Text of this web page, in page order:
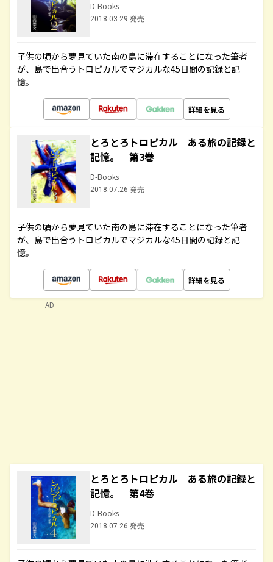
D-Books
2018.03.29 発売
子供の頃から夢見ていた南の島に滞在することになった筆者
が、島で出合うトロピカルでマジカルな45日間の記録と記
憶。
詳細を見る
とろとろトロピカル ある旅の記録と
記憶。 第3巻
D-Books
2018.07.26 発売
子供の頃から夢見ていた南の島に滞在することになった筆者
が、島で出合うトロピカルでマジカルな45日間の記録と記
憶。
詳細を見る
とろとろトロピカル ある旅の記録と
記憶。 第4巻
D-Books
2018.07.26 発売
AD